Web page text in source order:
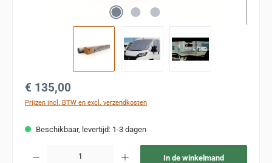
Normale prijs:
€ 135,00
Prijzen incl. BTW en excl. verzendkosten
Beschikbaar, levertijd: 1-3 dagen
In de winkelmand